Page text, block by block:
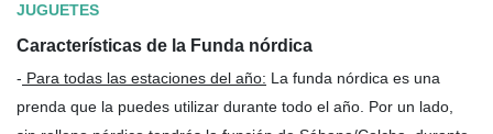
JUGUETES
Características de la Funda nórdica
- Para todas las estaciones del año: La funda nórdica es una
prenda que la puedes utilizar durante todo el año. Por un lado,